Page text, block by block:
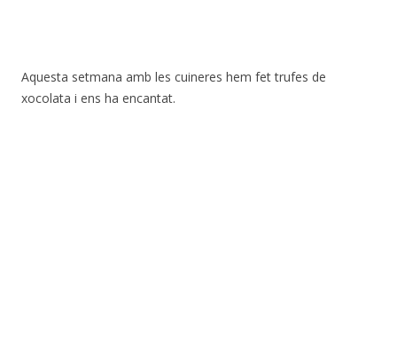
Aquesta setmana amb les cuineres hem fet trufes de
xocolata i ens ha encantat.